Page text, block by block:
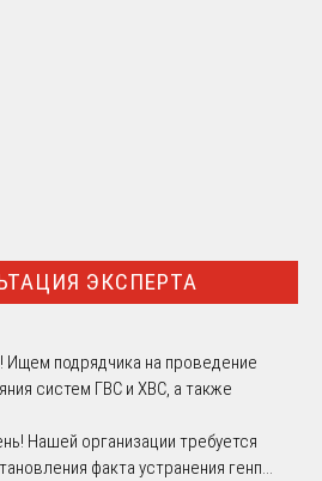
ЭКСПЕРТА
Ищем подрядчика на проведение
систем ГВС и ХВС, а также
Нашей организации требуется
факта устранения генп...